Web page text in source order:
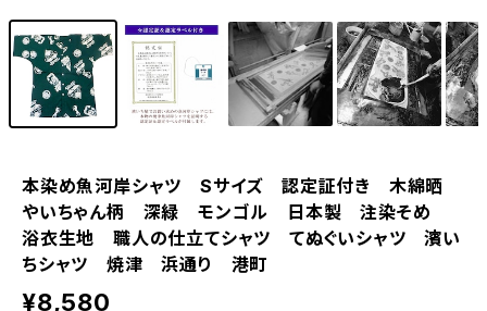
本染め魚河岸シャツ Sサイズ 認定証付き 木綿晒
やいちゃん柄 深緑 モンゴル 日本製 注染そめ
浴衣生地 職人の仕立てシャツ てぬぐいシャツ 濱い
ちシャツ 焼津 浜通り 港町
¥8,580